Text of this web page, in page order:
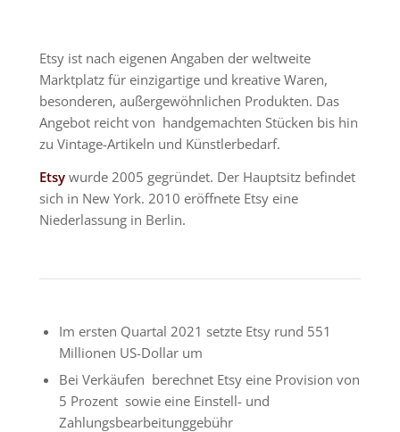
Etsy ist nach eigenen Angaben der weltweite
Marktplatzfür einzigartige und kreative Waren,
besonderen, außergewöhnlichen Produkten. Das
Angebot reicht von handgemachten Stücken bis hin
zu Vintage-Artikeln und Künstlerbedarf.
Etsy wurde 2005 gegründet. Der Hauptsitz befindet
sich in New York. 2010 eröffnete Etsy eine
Niederlassung in Berlin.
Im ersten Quartal 2021 setzte Etsy rund 551
Millionen US-Dollar um
Bei Verkäufen berechnet Etsy eine Provision von
5 Prozent sowie eine Einstell- und
Zahlungsbearbeitunggebühr